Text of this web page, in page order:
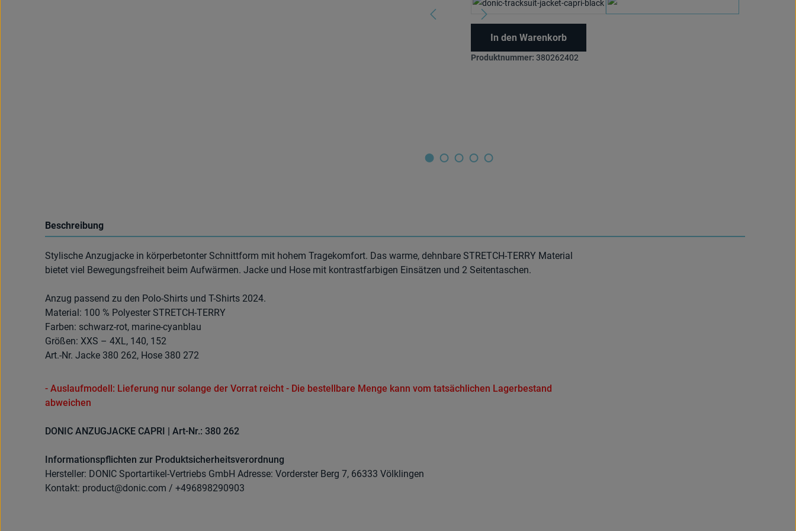
schwarz/rot
In den Warenkorb
Produktnummer: 380262402
Beschreibung
Stylische Anzugjacke in körperbetonter Schnittform mit hohem Tragekomfort. Das warme, dehnbare STRETCH-TERRY Material
bietet viel Bewegungsfreiheit beim Aufwärmen. Jacke und Hose mit kontrastfarbigen Einsätzen und 2 Seitentaschen.
Anzug passend zu den Polo-Shirts und T-Shirts 2024.
Material: 100 % Polyester STRETCH-TERRY
Farben: schwarz-rot, marine-cyanblau
Größen: XXS – 4XL, 140, 152
Art.-Nr. Jacke 380 262, Hose 380 272
- Auslaufmodell: Lieferung nur solange der Vorrat reicht - Die bestellbare Menge kann vom tatsächlichen Lagerbestand
abweichen
DONIC ANZUGJACKE CAPRI | Art-Nr.: 380 262
Informationspflichten zur Produktsicherheitsverordnung
Hersteller: DONIC Sportartikel-Vertriebs GmbH Adresse: Vorderster Berg 7, 66333 Völklingen
Kontakt: product@donic.com / +496898290903